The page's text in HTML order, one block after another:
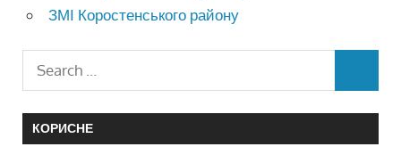
ЗМІ Коростенського району
КОРИСНЕ